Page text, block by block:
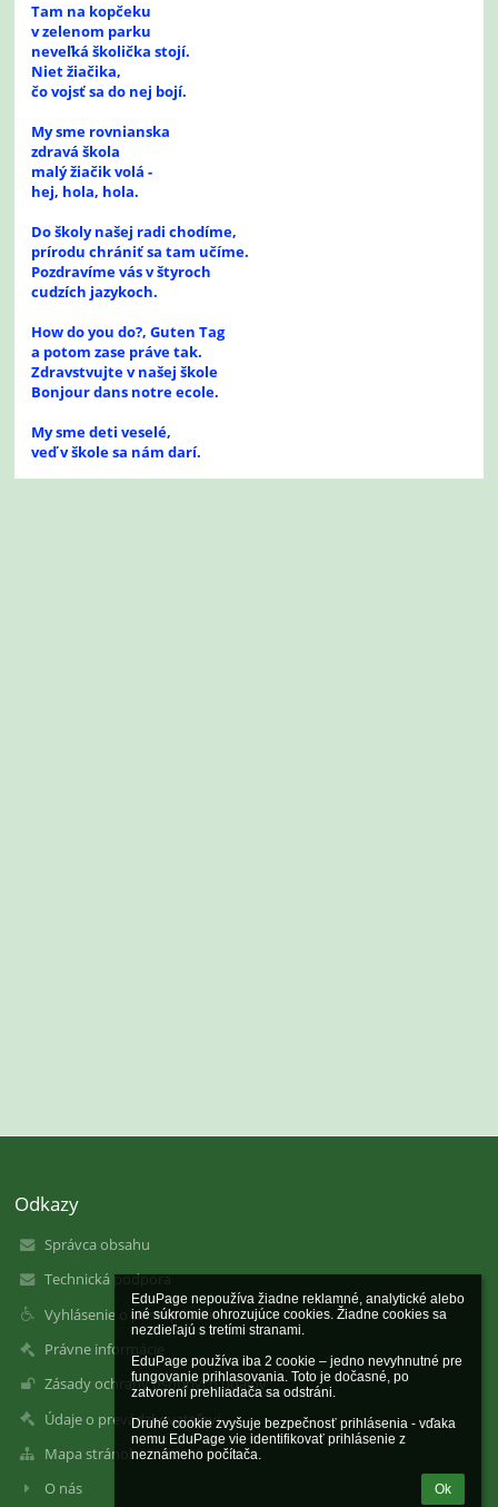
EduPage nepoužíva žiadne reklamné, analytické alebo
iné súkromie ohrozujúce cookies. Žiadne cookies sa
nezdieľajú s tretími stranami.
EduPage používa iba 2 cookie – jedno nevyhnutné pre
fungovanie prihlasovania. Toto je dočasné, po
zatvorení prehliadača sa odstráni.
Druhé cookie zvyšuje bezpečnosť prihlásenia - vďaka
nemu EduPage vie identifikovať prihlásenie z
neznámeho počítača.
Ok
Tam na kopčeku
v zelenom parku
neveľká školička stojí.
Niet žiačika,
čo vojsť sa do nej bojí.
My sme rovnianska
zdravá škola
malý žiačik volá -
hej, hola, hola.
Do školy našej radi chodíme,
prírodu chrániť sa tam učíme.
Pozdravíme vás v štyroch
cudzích jazykoch.
How do you do?, Guten Tag
a potom zase práve tak.
Zdravstvujte v našej škole
Bonjour dans notre ecole.
My sme deti veselé,
veď v škole sa nám darí.
Odkazy
Správca obsahu
Technická podpora
Vyhlásenie o prístupnosti
Právne informácie
Zásady ochrany osobných údajov
Údaje o prevádzkovateľovi
Mapa stránok
O nás